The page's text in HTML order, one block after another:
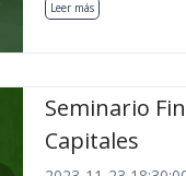
Leer más
Seminario
Capitales